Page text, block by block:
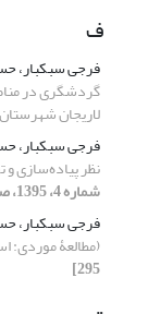
ف
فرجی سبکبار،
گردشگری در
لاریجان
فرجی سبکبار،
نظر پیاده‌سازی
شماره 4، 1395، صفحه 673-696]
فرجی سبکبار،
(مطالعۀ موردی:
295]